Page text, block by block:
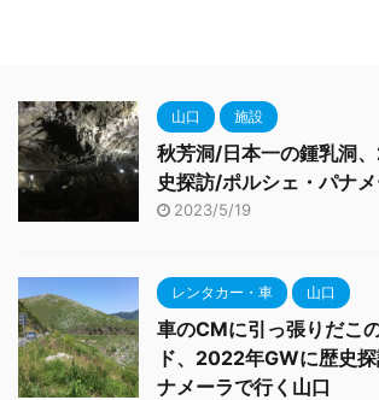
山口 施設
秋芳洞/日本一の鍾乳洞
史探訪/ポルシェ・パナ
2023/5/19
レンタカー・車 山口
車のCMに引っ張りだこ
ド、2022年GWに歴史
ナメーラで行く山口